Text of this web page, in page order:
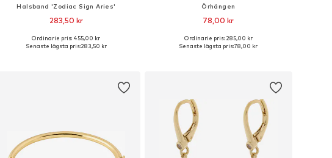
Halsband 'Zodiac Sign Aries'
283,50 kr
Tillgängliga storlekar: One Size
Ordinarie pris: 455,00 kr
Senaste lägsta pris:283,50 kr
Örhängen
78,00 kr
Tillgängliga storlekar: One Size
Ordinarie pris: 285,00 kr
Senaste lägsta pris:78,00 kr